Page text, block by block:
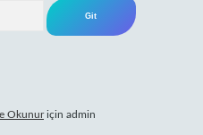
Okunuriçin admin